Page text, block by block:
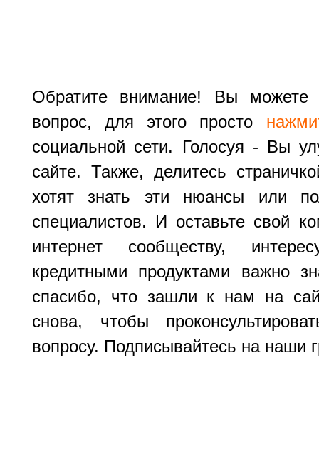
Обратите внимание! Вы можете
вопрос, для этого просто
социальной сети. Голосуя - Вы
сайте. Также, делитесь
хотят знать эти нюансы или
специалистов. И оставьте свой
интернет сообществу,
кредитными продуктами важно
спасибо, что зашли к нам на
снова, чтобы
вопросу. Подписывайтесь на наши